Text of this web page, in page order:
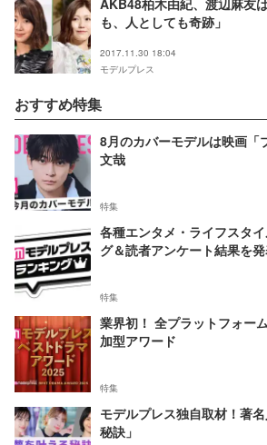
AKB48柏木由紀、渡辺麻友
も、人としても奇跡」
2017.11.30 18:04
モデルプレス
おすすめ特集
8月のカバーモデルは映画「
文哉
特集
各種エンタメ・ライフスタ
グ＆読者アンケート結果を
特集
業界初！ 全プラットフォー
加型アワード
特集
モデルプレス独自取材！著
秘訣」